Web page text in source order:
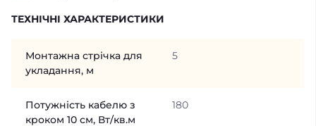
ТЕХНІЧНІ ХАРАКТЕРИСТИКИ
Монтажна стрічка для
укладання, м
5
Потужність кабелю з
кроком 10 см, Вт/кв.м
180